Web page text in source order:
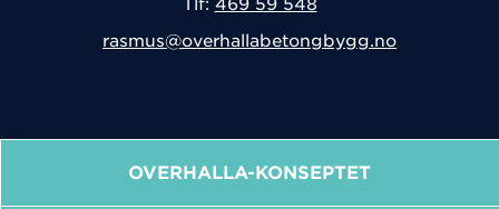
Tlf: 469 59 548
rasmus@overhallabetongbygg.no
OVERHALLA-KONSEPTET